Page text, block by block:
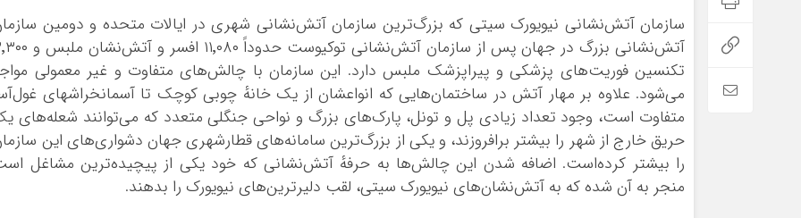
سازمان آتش‌نشانی نیویورک سیتی که بزرگ‌ترین سازمان آتش‌نشانی شهری در ایالات متحده و دومین
آتش‌نشانی بزرگ در جهان پس از سازمان آتش‌نشانی توکیوست حدوداً
تکنسین فوریت‌های پزشکی و پیراپزشک ملبس دارد. این سازمان با چالش‌های متفاوت و غیر معمولی
می‌شود. علاوه بر مهار آتش در ساختمان‌هایی که انواعشان از یک خانهٔ چوبی کوچک تا آسمانخراشهای
متفاوت است، وجود تعداد زیادی پل و تونل، پارک‌های بزرگ و نواحی جنگلی متعدد که می‌توانند شعله‌های
حریق خارج از شهر را بیشتر برافروزند، و یکی از بزرگ‌ترین سامانه‌های قطارشهری جهان دشواری‌های این
را بیشتر کرده‌است. اضافه شدن این چالش‌ها به حرفهٔ آتش‌نشانی که خود یکی از پیچیده‌ترین مشاغل
منجر به آن شده که به آتش‌نشان‌های نیویورک سیتی، لقب دلیرترین‌های نیویورک را بدهند.